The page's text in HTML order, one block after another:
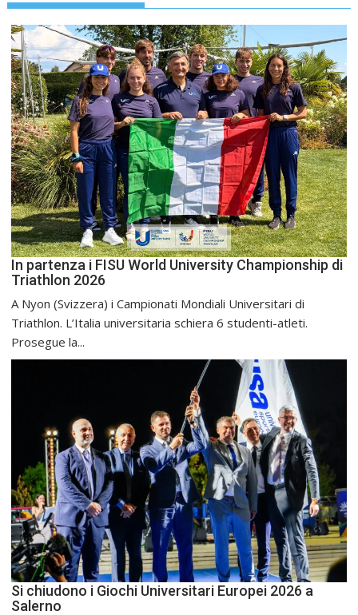
In partenza i FISU World University Championship di
Triathlon 2026
A Nyon (Svizzera) i Campionati Mondiali Universitari di
Triathlon. L’Italia universitaria schiera 6 studenti-atleti.
Prosegue la...
Si chiudono i Giochi Universitari Europei 2026 a
Salerno